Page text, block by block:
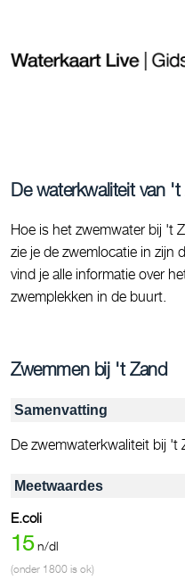
De waterkwaliteit van 't
Hoe is het zwemwater bij 't
zie je de zwemlocatie in zijn
vind je alle informatie over
zwemplekken in de buurt.
Zwemmen bij 't Zand
Samenvatting
De zwemwaterkwaliteit bij 't
Meetwaardes
E.coli
15 n/dl
(onder 1800 is ok)